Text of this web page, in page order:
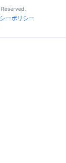
ーポリシー